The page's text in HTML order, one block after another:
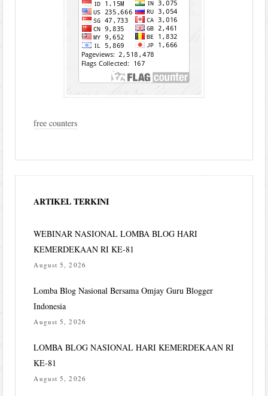
free counters
ARTIKEL TERKINI
WEBINAR NASIONAL LOMBA BLOG HARI
KEMERDEKAAN RI KE-81
August 5, 2026
Lomba Blog Nasional Bersama Omjay Guru Blogger
Indonesia
August 5, 2026
LOMBA BLOG NASIONAL HARI KEMERDEKAAN RI
KE-81
August 5, 2026